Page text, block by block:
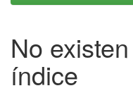
No
índice